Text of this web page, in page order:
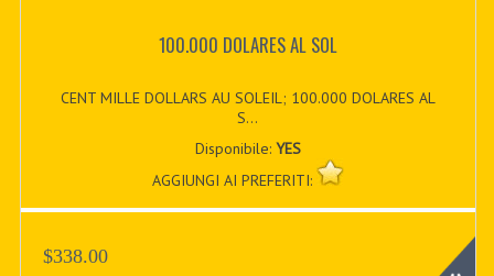
100.000 DOLARES AL SOL
CENT MILLE DOLLARS AU SOLEIL; 100.000 DOLARES AL
S...
Disponibile: YES
AGGIUNGI AI PREFERITI:
$338.00